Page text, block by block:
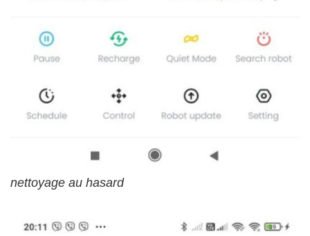
nettoyage au hasard